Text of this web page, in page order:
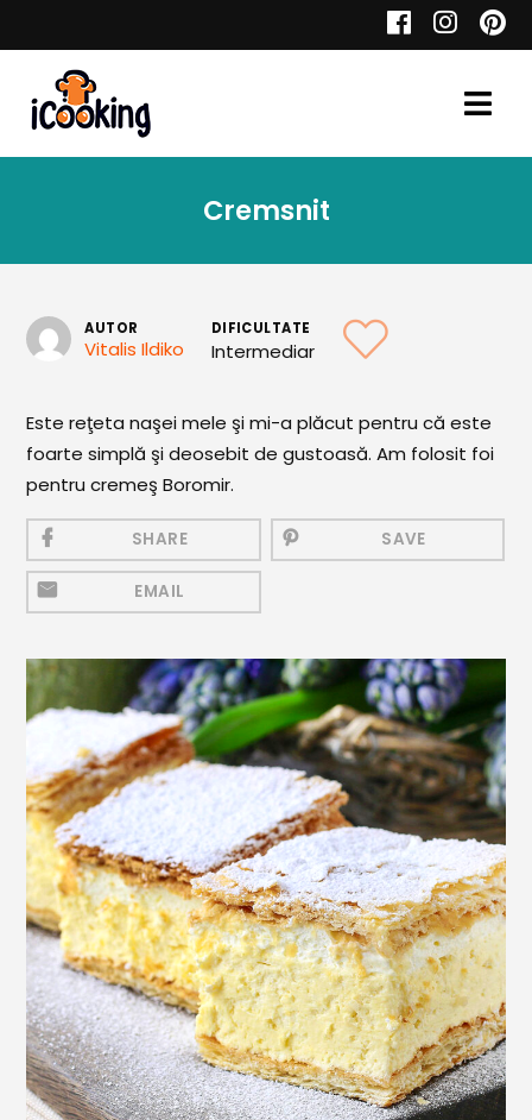
Toate Reţetele
Aperitive
Aperitive Calde
Mezeluri
Ronțăieli
Băuturi calde
Băuturi reci
Cocktail-uri
Smoothies
Ceva Dulce
Biscuiți, Bomboane și
Fursecuri
Brioșe și Checuri
Budinci, Jeleuri și Sufleuri
Cheesecake
Cozonaci
Cremsnit
AUTOR
Vitalis Ildiko
DIFICULTATE
Intermediar
Este reţeta naşei mele şi mi-a plăcut pentru că este
foarte simplă şi deosebit de gustoasă. Am folosit foi
pentru cremeş Boromir.
SHARE SAVE
EMAIL